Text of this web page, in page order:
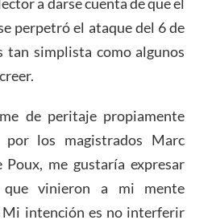
perpetró el ataque del 6 de
tan simplista como algunos
de peritaje propiamente
por los magistrados Marc
me gustaría expresar
que vinieron a mi mente
intención es no interferir